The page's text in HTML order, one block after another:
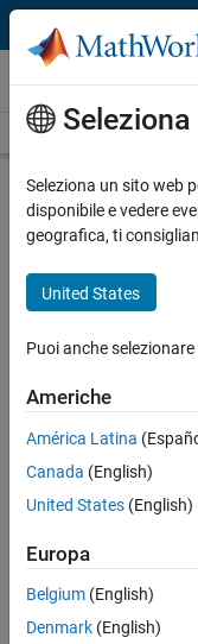
Vai al contenuto
Video
Videos Home Search
Description
Deploying
Using
Related Resources
Feedback
UP NEXT
RELATED VIDEOS
View more related
Seleziona un sito web
disponibile e vedere
geografica, ti
United States
Puoi anche
Americhe
América Latina
Canada (English)
United States (English)
Europa
Belgium (English)
Denmark (English)